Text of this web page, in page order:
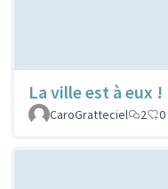
La ville est à eux !
CaroGratteciel
2 0